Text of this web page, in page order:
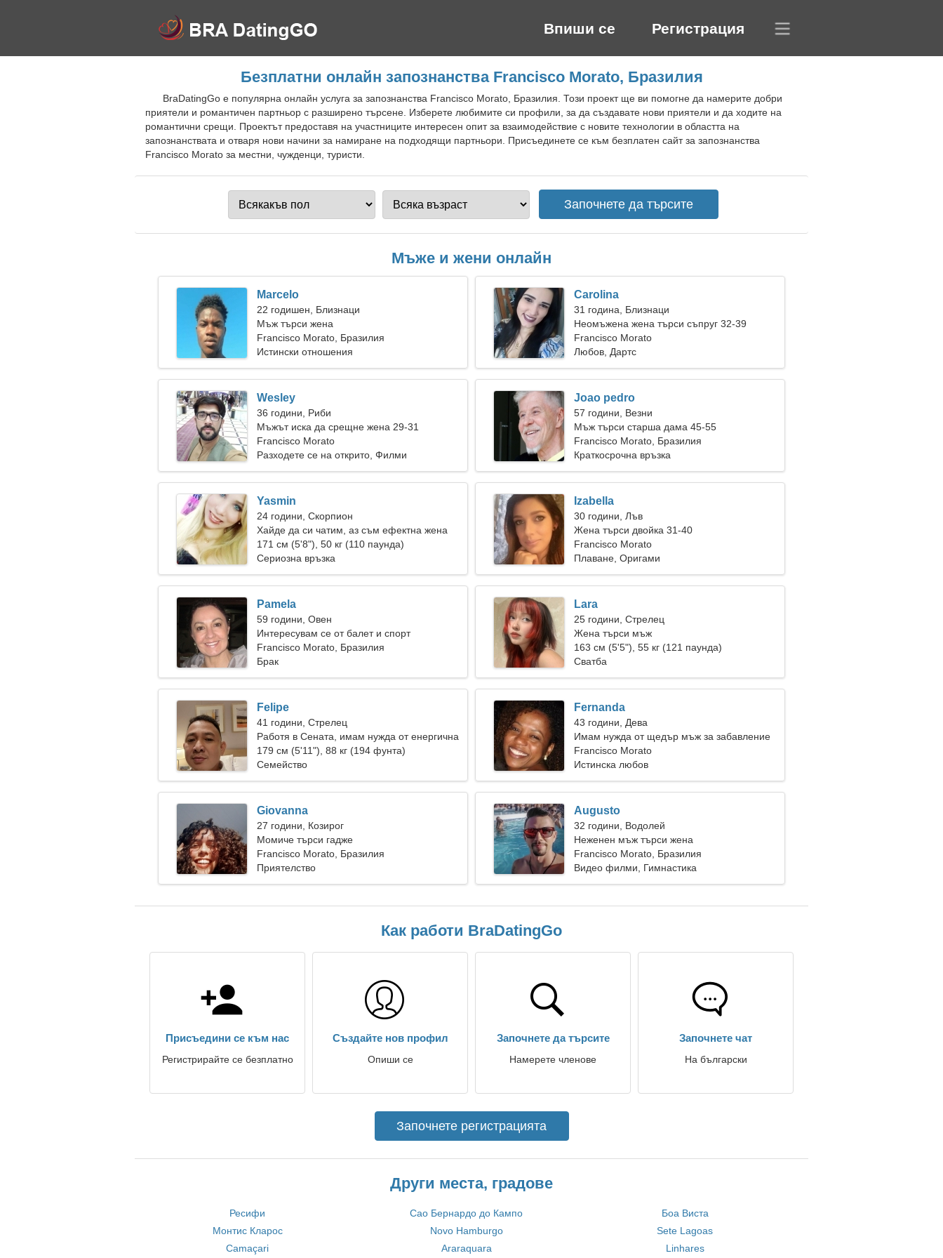
Впиши се Регистрация
Безплатни онлайн запознанства Francisco Morato, Бразилия
BraDatingGo е популярна онлайн услуга за запознанства Francisco Morato, Бразилия. Този проект ще ви помогне да намерите добри
приятели и романтичен партньор с разширено търсене. Изберете любимите си профили, за да създавате нови приятели и да ходите на
романтични срещи. Проектът предоставя на участниците интересен опит за взаимодействие с новите технологии в областта на
запознанствата и отваря нови начини за намиране на подходящи партньори. Присъединете се към безплатен сайт за запознанства
Francisco Morato за местни, чужденци, туристи.
Мъже и жени онлайн
Marcelo
22 годишен, Близнаци
Мъж търси жена
Francisco Morato, Бразилия
Истински отношения
Carolina
31 година, Близнаци
Неомъжена жена търси съпруг 32-39
Francisco Morato
Любов, Дартс
Wesley
36 години, Риби
Мъжът иска да срещне жена 29-31
Francisco Morato
Разходете се на открито, Филми
Joao pedro
57 години, Везни
Мъж търси старша дама 45-55
Francisco Morato, Бразилия
Краткосрочна връзка
Yasmin
24 години, Скорпион
Хайде да си чатим, аз съм ефектна жена
171 см (5'8"), 50 кг (110 паунда)
Сериозна връзка
Izabella
30 години, Лъв
Жена търси двойка 31-40
Francisco Morato
Плаване, Оригами
Pamela
59 години, Овен
Интересувам се от балет и спорт
Francisco Morato, Бразилия
Брак
Lara
25 години, Стрелец
Жена търси мъж
163 см (5'5"), 55 кг (121 паунда)
Сватба
Felipe
41 години, Стрелец
Работя в Сената, имам нужда от енергична
жена
179 см (5'11"), 88 кг (194 фунта)
Семейство
Fernanda
43 години, Дева
Имам нужда от щедър мъж за забавление
Francisco Morato
Истинска любов
Giovanna
27 години, Козирог
Момиче търси гадже
Francisco Morato, Бразилия
Приятелство
Augusto
32 години, Водолей
Неженен мъж търси жена
Francisco Morato, Бразилия
Видео филми, Гимнастика
Как работи BraDatingGo
Присъедини се към нас
Регистрирайте се безплатно
Създайте нов профил
Опиши се
Започнете да търсите
Намерете членове
Започнете чат
На български
Започнете регистрацията
Други места, градове
Ресифи Сао Бернардо до Кампо
Боа Виста
Монтис Кларос
Novo Hamburgo
Sete Lagoas
Camaçari
Araraquara Linhares